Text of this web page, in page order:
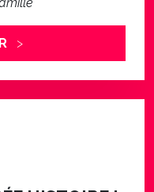
HISTOIRE !